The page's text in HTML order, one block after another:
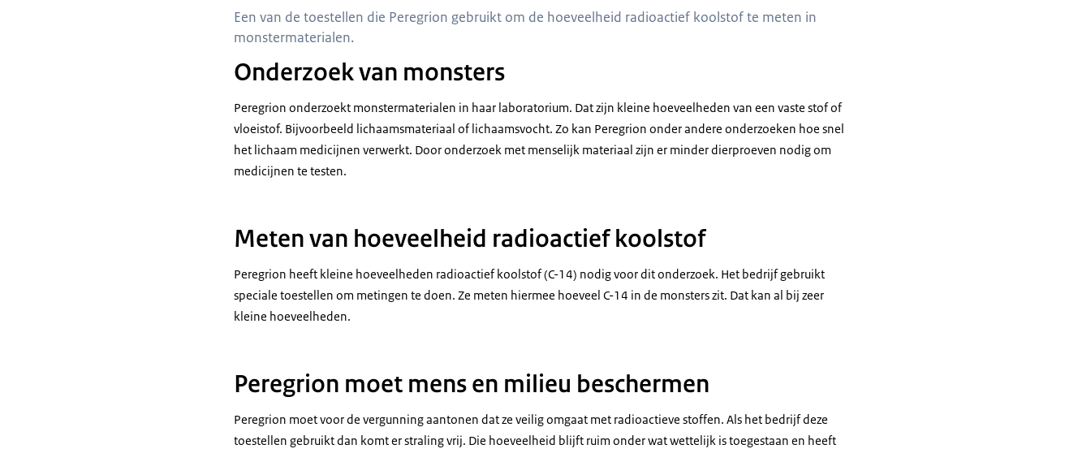
Een van de toestellen die Peregrion gebruikt om de hoeveelheid radioactief koolstof te meten in
monstermaterialen.
Onderzoek van monsters
Peregrion onderzoekt monstermaterialen in haar laboratorium. Dat zijn kleine hoeveelheden van een vaste stof of
vloeistof. Bijvoorbeeld lichaamsmateriaal of lichaamsvocht. Zo kan Peregrion onder andere onderzoeken hoe snel
het lichaam medicijnen verwerkt. Door onderzoek met menselijk materiaal zijn er minder dierproeven nodig om
medicijnen te testen.
Meten van hoeveelheid radioactief koolstof
Peregrion heeft kleine hoeveelheden radioactief koolstof (C-14) nodig voor dit onderzoek. Het bedrijf gebruikt
speciale toestellen om metingen te doen. Ze meten hiermee hoeveel C-14 in de monsters zit. Dat kan al bij zeer
kleine hoeveelheden.
Peregrion moet mens en milieu beschermen
Peregrion moet voor de vergunning aantonen dat ze veilig omgaat met radioactieve stoffen. Als het bedrijf deze
toestellen gebruikt dan komt er straling vrij. Die hoeveelheid blijft ruim onder wat wettelijk is toegestaan en heeft